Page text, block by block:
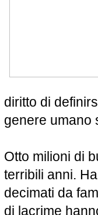
diritto di
genere umano
Otto milioni di
terribili anni.
decimati da
di lacrime